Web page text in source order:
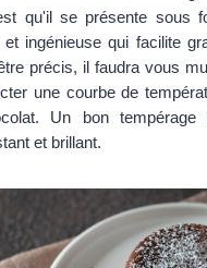
qu'il se présente sous
ingénieuse qui facilite
précis, il faudra vous
une courbe de
Un bon tempérage
et brillant.